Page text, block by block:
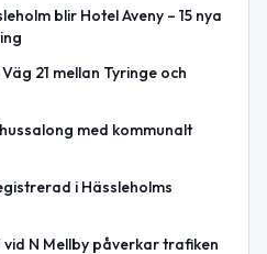
blir Hotel Aveny – 15 nya
21 mellan Tyringe och
med kommunalt
i Hässleholms
N Mellby påverkar trafiken